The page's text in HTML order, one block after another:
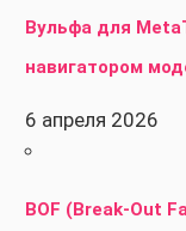
Вульфа для
навигатором
6 апреля 2026
BOF (Break-Out